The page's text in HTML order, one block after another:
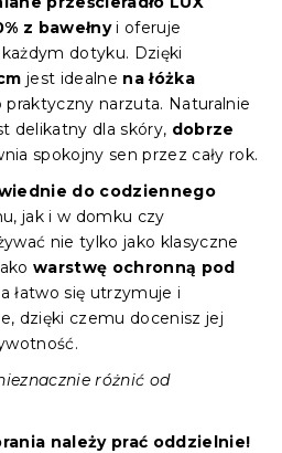
z bawełnyi oferuje
dotyku. Dzięki
jest idealne na łóżka
praktyczny narzuta. Naturalnie
delikatny dla skóry, dobrze
spokojny sen przez cały rok.
do codziennego
jak i w domku czy
nie tylko jako klasyczne
warstwę ochronną pod
łatwo się utrzymuje i
dzięki czemu docenisz jej
różnić od
należy prać oddzielnie!